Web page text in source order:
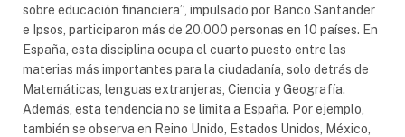
sobre educación financiera”, impulsado por Banco Santander
e Ipsos, participaron más de 20.000 personas en 10 países. En
España, esta disciplina ocupa el cuarto puesto entre las
materias más importantes para la ciudadanía, solo detrás de
Matemáticas, lenguas extranjeras, Ciencia y Geografía.
Además, esta tendencia no se limita a España. Por ejemplo,
también se observa en Reino Unido, Estados Unidos, México,